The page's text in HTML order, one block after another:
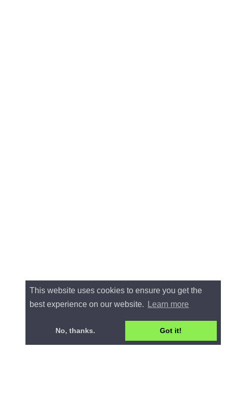
This website uses cookies to ensure you get the
best experience on our website.
Learn more
No, thanks. Got it!